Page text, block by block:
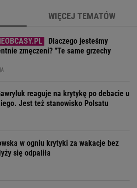
WIĘCEJ TEMATÓW
Dlaczego jesteśmy
zmęczeni? "Te same grzechy
reaguje na krytykę po debacie u
Jest też stanowisko Polsatu
w ogniu krytyki za wakacje bez
się odpaliła